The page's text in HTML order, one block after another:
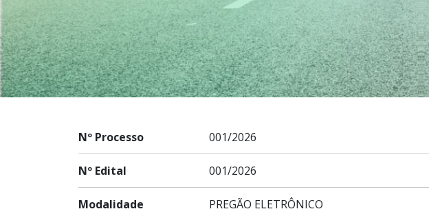
Nº Processo 001/2026
Nº Edital 001/2026
Modalidade PREGÃO ELETRÔNICO